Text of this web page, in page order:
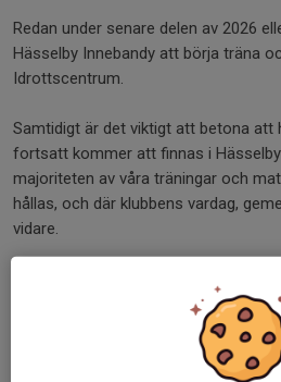
Redan under senare delen av 2026
Hässelby Innebandy att börja träna
Idrottscentrum.
Samtidigt är det viktigt att betona att
fortsatt kommer att finnas i
majoriteten av våra träningar och
hållas, och där klubbens vardag,
vidare.
Framför oss har vi en spännande
ännu bättre förutsättningar att växa